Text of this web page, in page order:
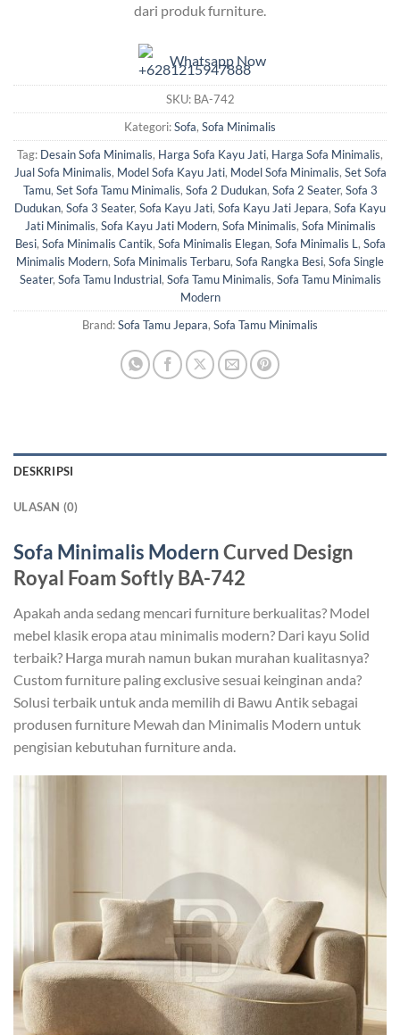
dari produk furniture.
Whatsapp Now
SKU: BA-742
Kategori:Sofa, Sofa Minimalis
Tag: Desain Sofa Minimalis, Harga Sofa Kayu Jati, Harga Sofa Minimalis,
Jual Sofa Minimalis, Model Sofa Kayu Jati, Model Sofa Minimalis, Set Sofa
Tamu, Set Sofa Tamu Minimalis, Sofa 2 Dudukan, Sofa 2 Seater, Sofa 3
Dudukan, Sofa 3 Seater, Sofa Kayu Jati, Sofa Kayu Jati Jepara, Sofa Kayu
Jati Minimalis, Sofa Kayu Jati Modern, Sofa Minimalis, Sofa Minimalis
Besi, Sofa Minimalis Cantik, Sofa Minimalis Elegan, Sofa Minimalis L, Sofa
Minimalis Modern, Sofa Minimalis Terbaru, Sofa Rangka Besi, Sofa Single
Seater, Sofa Tamu Industrial, Sofa Tamu Minimalis, Sofa Tamu Minimalis
Modern
Brand:Sofa Tamu Jepara, Sofa Tamu Minimalis
DESKRIPSI
ULASAN (0)
Sofa Minimalis ModernCurved Design
Royal Foam Softly BA-742
Apakah anda sedang mencari furniture berkualitas? Model
mebel klasik eropa atau minimalis modern? Dari kayu Solid
terbaik? Harga murah namun bukan murahan kualitasnya?
Custom furniture paling exclusive sesuai keinginan anda?
Solusi terbaik untuk anda memilih di Bawu Antik sebagai
produsen furniture Mewah dan Minimalis Modern untuk
pengisian kebutuhan furniture anda.